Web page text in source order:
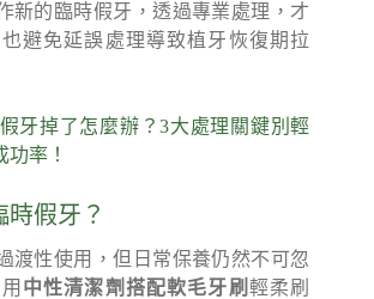
新的臨時假牙，透過專業處理，才
避免延誤處理導致植牙恢復期拉
牙掉了怎麼辦？3大處理關鍵別輕
率！
時假牙？
渡性使用，但日常保養仍然不可忽
中性清潔劑搭配軟毛牙刷 輕柔刷